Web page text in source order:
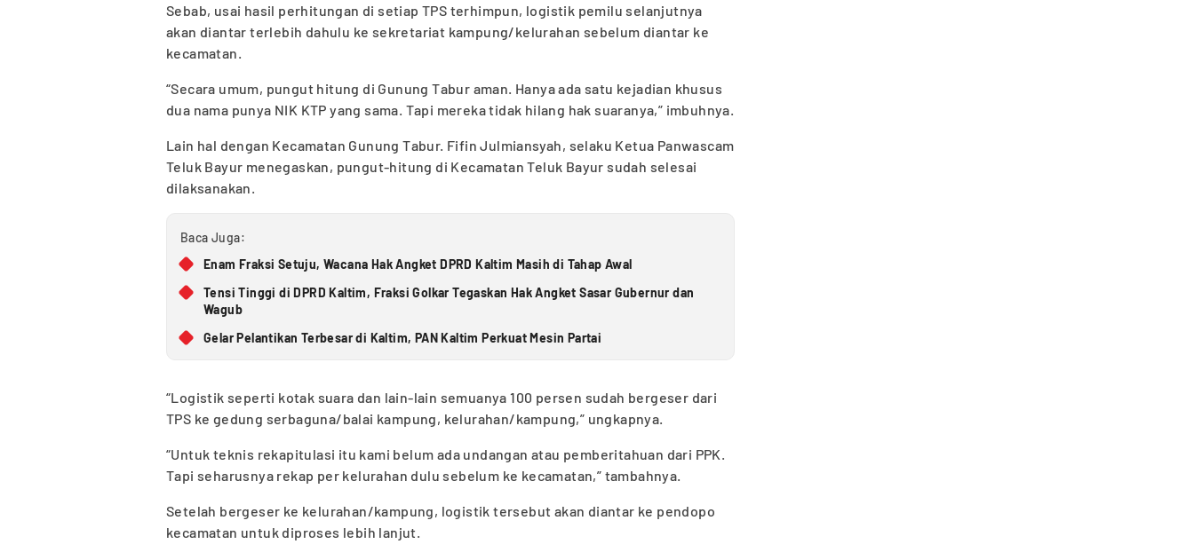
Sebab, usai hasil perhitungan di setiap TPS terhimpun, logistik pemilu selanjutnya
akan diantar terlebih dahulu ke sekretariat kampung/kelurahan sebelum diantar ke
kecamatan.
“Secara umum, pungut hitung di Gunung Tabur aman. Hanya ada satu kejadian khusus
dua nama punya NIK KTP yang sama. Tapi mereka tidak hilang hak suaranya,” imbuhnya.
Lain hal dengan Kecamatan Gunung Tabur. Fifin Julmiansyah, selaku Ketua Panwascam
Teluk Bayur menegaskan, pungut-hitung di Kecamatan Teluk Bayur sudah selesai
dilaksanakan.
Baca Juga:
Enam Fraksi Setuju, Wacana Hak Angket DPRD Kaltim Masih di Tahap Awal
Tensi Tinggi di DPRD Kaltim, Fraksi Golkar Tegaskan Hak Angket Sasar Gubernur dan
Wagub
Gelar Pelantikan Terbesar di Kaltim, PAN Kaltim Perkuat Mesin Partai
“Logistik seperti kotak suara dan lain-lain semuanya 100 persen sudah bergeser dari
TPS ke gedung serbaguna/balai kampung, kelurahan/kampung,” ungkapnya.
“Untuk teknis rekapitulasi itu kami belum ada undangan atau pemberitahuan dari PPK.
Tapi seharusnya rekap per kelurahan dulu sebelum ke kecamatan,” tambahnya.
Setelah bergeser ke kelurahan/kampung, logistik tersebut akan diantar ke pendopo
kecamatan untuk diproses lebih lanjut.